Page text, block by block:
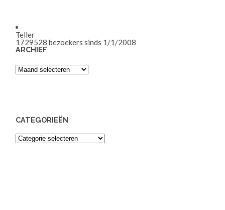
Teller
1729528 bezoekers sinds 1/1/2008
ARCHIEF
Archief
CATEGORIEËN
Categorieën